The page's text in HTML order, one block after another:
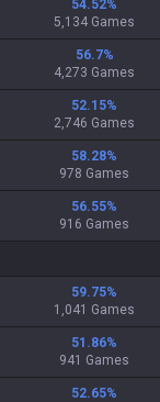
54.52%
5,134 Games
56.7%
4,273 Games
52.15%
2,746 Games
58.28%
978 Games
56.55%
916 Games
59.75%
1,041 Games
51.86%
941 Games
52.65%